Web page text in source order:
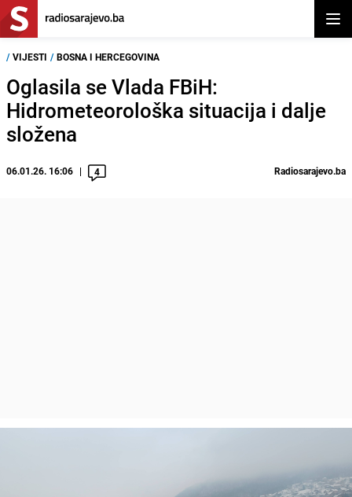
/ VIJESTI / BOSNA I HERCEGOVINA
Oglasila se Vlada FBiH:
Hidrometeorološka situacija i dalje
složena
06.01.26. 16:06 4 Radiosarajevo.ba